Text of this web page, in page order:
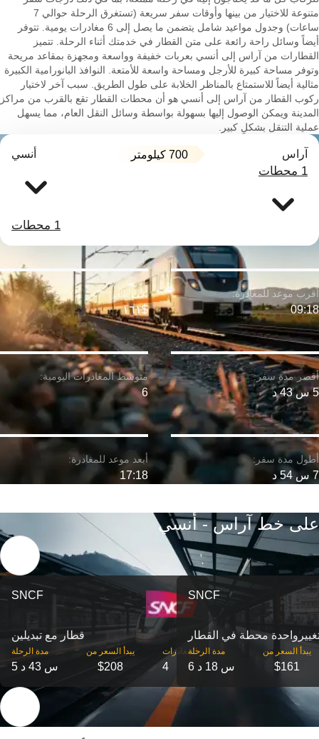
متنوعة للاختيار من بينها وأوقات سفر سريعة (تستغرق الرحلة حوالي 7
ساعات) وجدول مواعيد شامل يتضمن ما يصل إلى 6 مغادرات يومية. تتوفر
أيضاً وسائل راحة رائعة على متن القطار في خدمتك أثناء الرحلة. تتميز
القطارات من آراس إلى أنسي بعربات خفيفة وواسعة ومجهزة بمقاعد مريحة
وتوفر مساحة كبيرة للأرجل ومساحة واسعة للأمتعة. النوافذ البانورامية الكبيرة
مثالية أيضاً للاستمتاع بالمناظر الخلابة على طول الطريق. سبب آخر لاختيار
ركوب القطار من آراس إلى أنسي هو أن محطات القطار تقع بالقرب من مراكز
المدينة ويمكن الوصول إليها بسهولة بواسطة وسائل النقل العام، مما يسهل
عملية التنقل بشكلٍ كبير.
آراس 700 كيلومتر أنسي
1 محطات
1 محطات
5 س 43 د
09:18
7 س 54 د
$١٦١
6
17:18
على خط آراس - أنسي
SNCF
قطار مع تبديلين
مدة الرحلة
5 س 43 د
‎يبدأ السعر من
$208
‎المغادرات
4
SNCF
محطة في القطار
مدة الرحلة
6 س 18 د
‎يبدأ السعر من
$161